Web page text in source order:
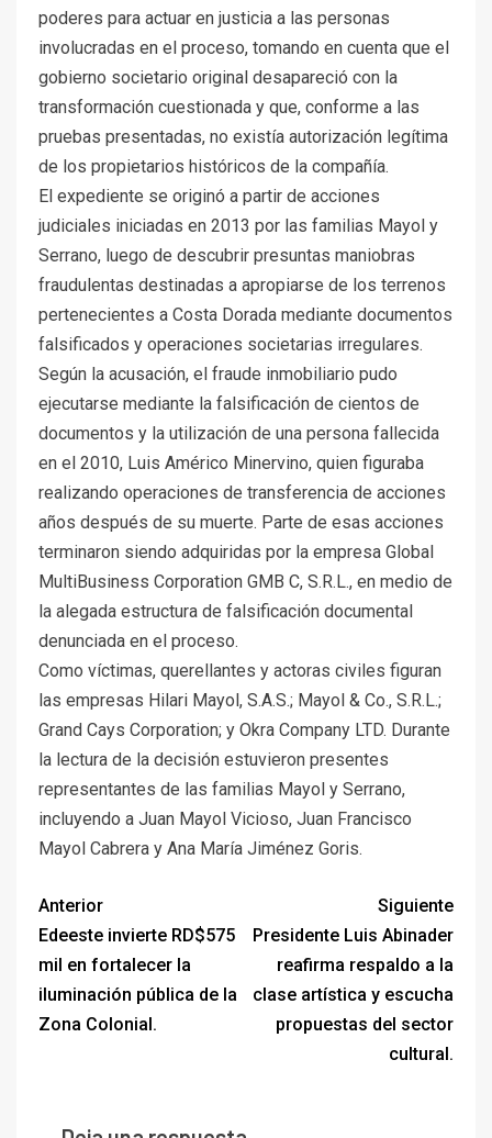
poderes para actuar en justicia a las personas
involucradas en el proceso, tomando en cuenta que el
gobierno societario original desapareció con la
transformación cuestionada y que, conforme a las
pruebas presentadas, no existía autorización legítima
de los propietarios históricos de la compañía.
El expediente se originó a partir de acciones
judiciales iniciadas en 2013 por las familias Mayol y
Serrano, luego de descubrir presuntas maniobras
fraudulentas destinadas a apropiarse de los terrenos
pertenecientes a Costa Dorada mediante documentos
falsificados y operaciones societarias irregulares.
Según la acusación, el fraude inmobiliario pudo
ejecutarse mediante la falsificación de cientos de
documentos y la utilización de una persona fallecida
en el 2010, Luis Américo Minervino, quien figuraba
realizando operaciones de transferencia de acciones
años después de su muerte. Parte de esas acciones
terminaron siendo adquiridas por la empresa Global
MultiBusiness Corporation GMB C, S.R.L., en medio de
la alegada estructura de falsificación documental
denunciada en el proceso.
Como víctimas, querellantes y actoras civiles figuran
las empresas Hilari Mayol, S.A.S.; Mayol & Co., S.R.L.;
Grand Cays Corporation; y Okra Company LTD. Durante
la lectura de la decisión estuvieron presentes
representantes de las familias Mayol y Serrano,
incluyendo a Juan Mayol Vicioso, Juan Francisco
Mayol Cabrera y Ana María Jiménez Goris.
Anterior
Edeeste invierte RD$575
mil en fortalecer la
iluminación pública de la
Zona Colonial.
Siguiente
Presidente Luis Abinader
reafirma respaldo a la
clase artística y escucha
propuestas del sector
cultural.